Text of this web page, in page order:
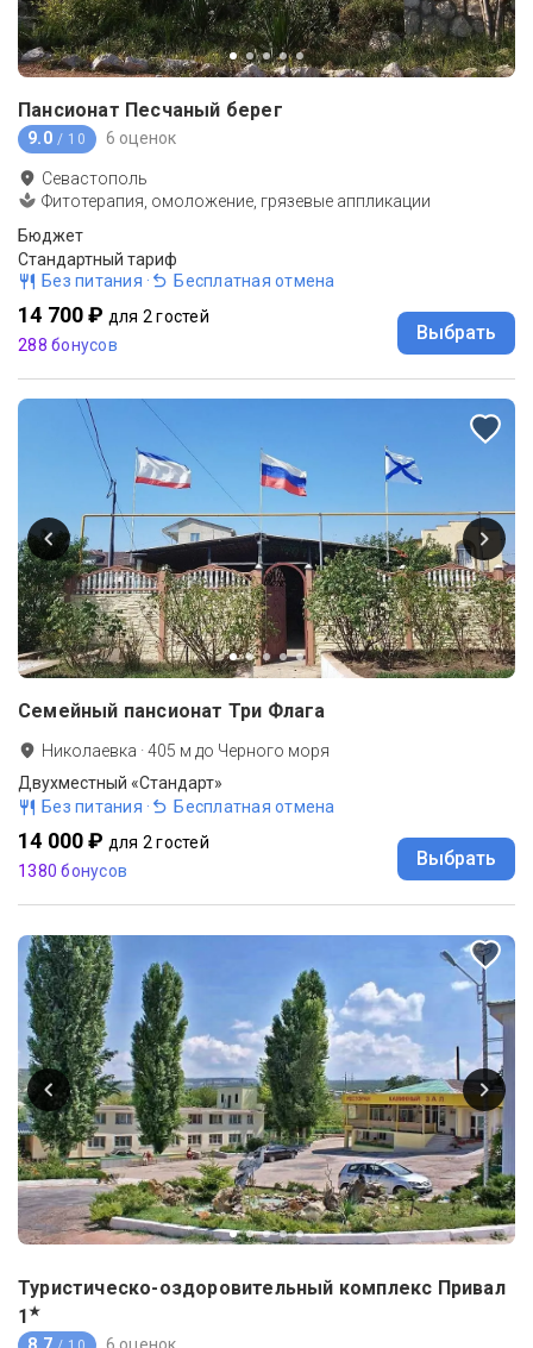
Пансионат Песчаный берег
9.0 / 10 6 оценок
Севастополь
Фитотерапия, омоложение, грязевые аппликации
Бюджет
Стандартный тариф
Без питания · Бесплатная отмена
14 700 ₽ для 2 гостей
288 бонусов
Выбрать
Семейный пансионат Три Флага
Николаевка ·405 м до Черного моря
Двухместный «Стандарт»
Без питания · Бесплатная отмена
14 000 ₽ для 2 гостей
1380 бонусов
Выбрать
Туристическо-оздоровительный комплекс Привал
1★